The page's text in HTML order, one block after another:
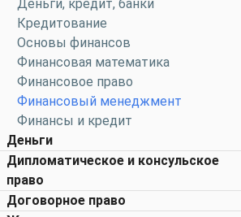
Деньги, кредит, банки
Кредитование
Основы финансов
Финансовая математика
Финансовое право
Финансовый менеджмент
Финансы и кредит
Деньги
Дипломатическое и консульское
право
Договорное право